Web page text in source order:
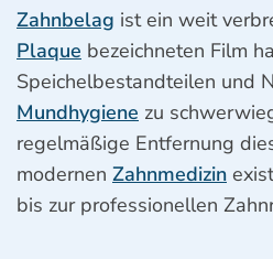
Zahnbelag ist ein weit
Plaque bezeichneten Film
Speichelbestandteilen und
Mundhygiene zu
regelmäßige Entfernung
modernen Zahnmedizin
bis zur professionellen